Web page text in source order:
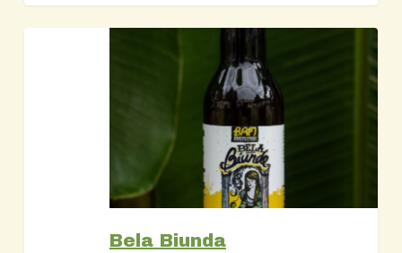
Bela Biunda